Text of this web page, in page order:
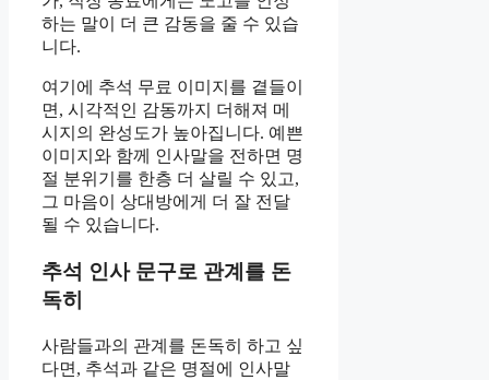
하는 말이 더 큰 감동을 줄 수 있습
니다.
여기에 추석 무료 이미지를 곁들이
면, 시각적인 감동까지 더해져 메
시지의 완성도가 높아집니다. 예쁜
이미지와 함께 인사말을 전하면 명
절 분위기를 한층 더 살릴 수 있고,
그 마음이 상대방에게 더 잘 전달
될 수 있습니다.
추석 인사 문구로 관계를 돈
독히
사람들과의 관계를 돈독히 하고 싶
다면, 추석과 같은 명절에 인사말